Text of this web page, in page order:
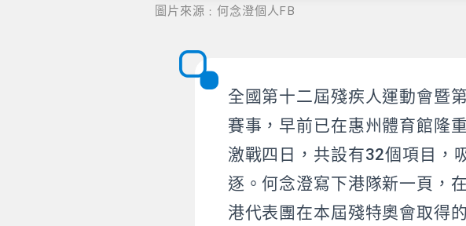
圖片來源﹕何念澄個人FB
全國第十二屆殘疾人運動會暨
賽事，早前已在惠州體育館隆
激戰四日，共設有32個項目，
逐。何念澄寫下港隊新一頁，
港代表團在本屆殘特奧會取得